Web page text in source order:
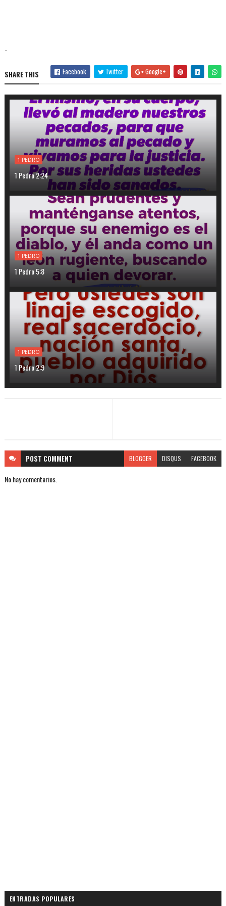
-
SHARE THIS Facebook Twitter Google+
1 PEDRO
1 Pedro 2:24
1 PEDRO
1 Pedro 5:8
1 PEDRO
1 Pedro 2:9
POST COMMENT BLOGGER DISQUS FACEBOOK
No hay comentarios.
ENTRADAS POPULARES